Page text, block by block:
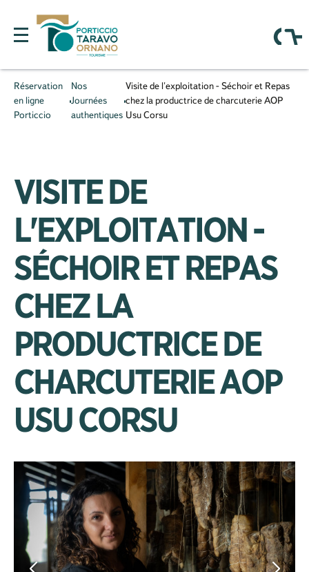
Réservation
en ligne
Porticcio
Nos
Journées
authentiques
Visite de l'exploitation - Séchoir et Repas
chez la productrice de charcuterie AOP
Usu Corsu
VISITE DE
L'EXPLOITATION -
SÉCHOIR ET REPAS
CHEZ LA
PRODUCTRICE DE
CHARCUTERIE AOP
USU CORSU